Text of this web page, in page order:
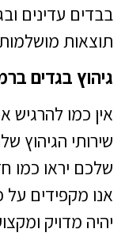
בבדים עדינים
תוצאות
גיהוץ בגדים
אין כמו
שירותי הגיהוץ
שלכם יראו כמו
אנו מקפידים על
יהיה מדויק